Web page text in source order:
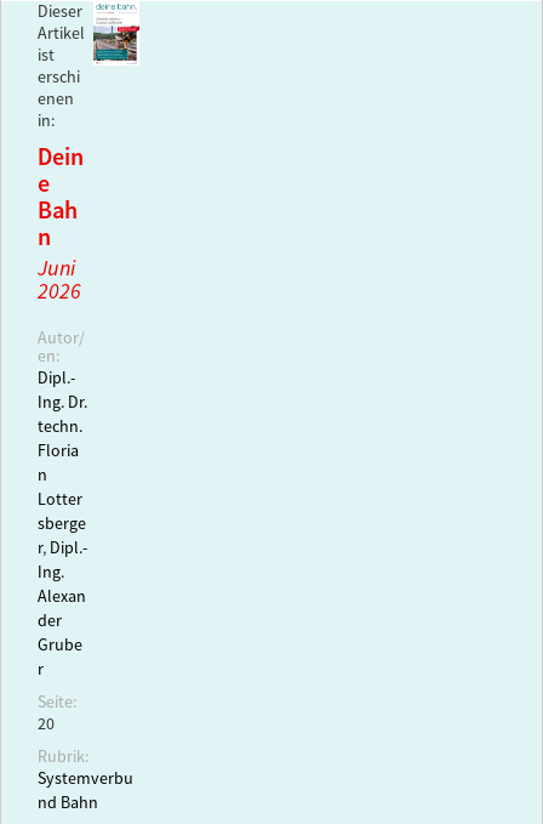
Dieser
Artikel
ist
erschi
enen
in:
Dein
e
Bah
n
Juni
2026
Autor/
en:
Dipl.-
Ing. Dr.
techn.
Floria
n
Lotter
sberge
r, Dipl.-
Ing.
Alexan
der
Grube
r
Seite:
20
Rubrik:
Systemverbu
nd Bahn